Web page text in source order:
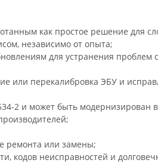
как простое решение для
независимо от опыта;
для устранения проблем
или перекалибровка ЭБУ и
2 и может быть модернизирован
ремонта или замены;
кодов неисправностей и